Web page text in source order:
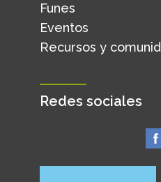
Funes
Eventos
Recursos y
Redes sociales